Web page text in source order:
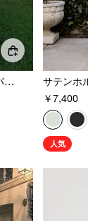
ボートネック ルーシュ パールバックディテール マキシドレス
￥7,400
人気